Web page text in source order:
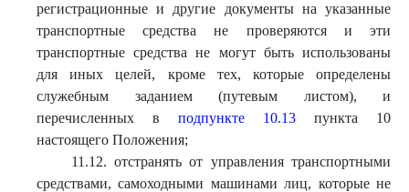
регистрационные и другие документы на указанные
транспортные средства не проверяются и эти
транспортные средства не могут быть использованы
для иных целей, кроме тех, которые определены
служебным заданием (путевым листом), и
перечисленных в подпункте 10.13 пункта 10
настоящего Положения;
11.12. отстранять от управления транспортными
средствами, самоходными машинами лиц, которые не